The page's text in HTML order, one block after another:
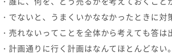
・でないと、うまくいかななかったときに対
・売れないってことを全体から考えても答は
・計画通りに行く計画はなんてほとんどない。